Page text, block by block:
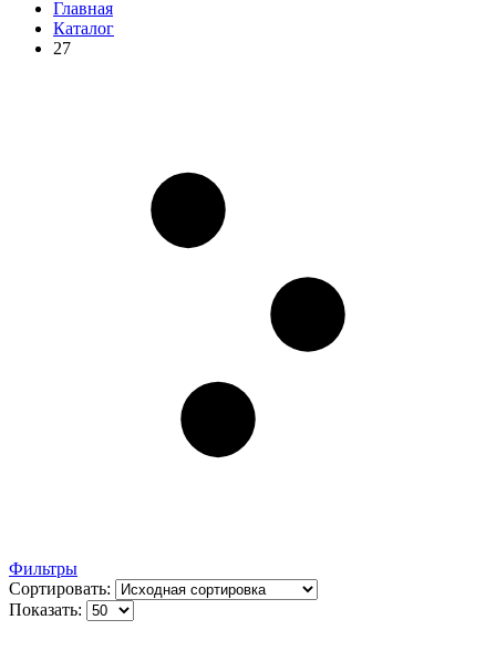
Главная
Каталог
27
Фильтры
Сортировать:
Показать: